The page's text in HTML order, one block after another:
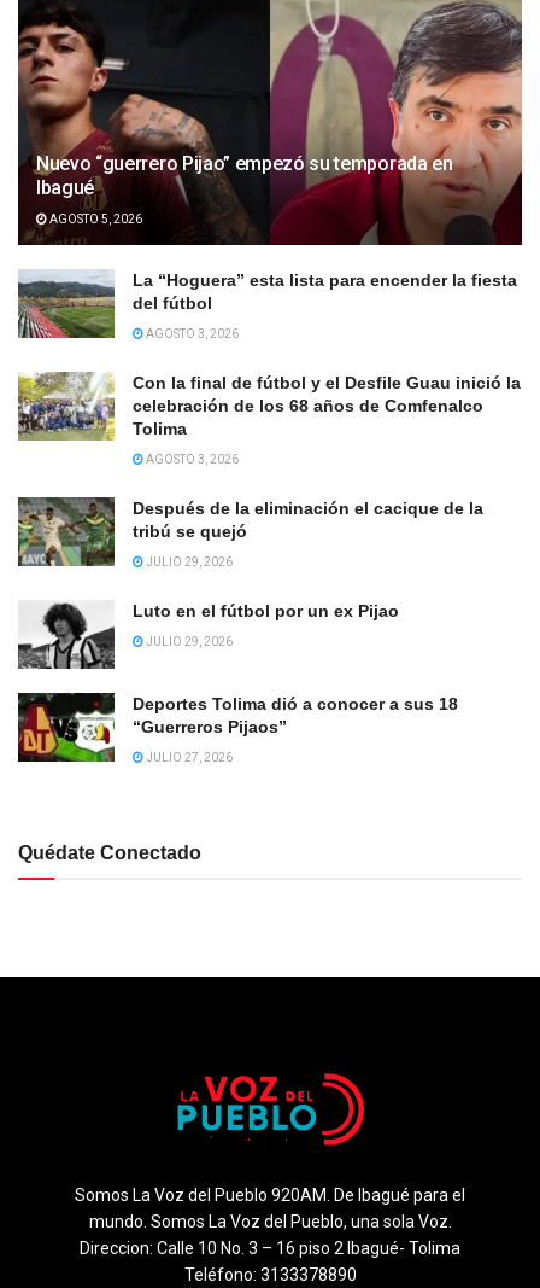
Nuevo “guerrero Pijao” empezó su temporada en
Ibagué
AGOSTO 5, 2026
La “Hoguera” esta lista para encender la fiesta
del fútbol
AGOSTO 3, 2026
Con la final de fútbol y el Desfile Guau inició la
celebración de los 68 años de Comfenalco
Tolima
AGOSTO 3, 2026
Después de la eliminación el cacique de la
tribú se quejó
JULIO 29, 2026
Luto en el fútbol por un ex Pijao
JULIO 29, 2026
Deportes Tolima dió a conocer a sus 18
“Guerreros Pijaos”
JULIO 27, 2026
Quédate Conectado
Somos La Voz del Pueblo 920AM. De Ibagué para el
mundo. Somos La Voz del Pueblo, una sola Voz.
Direccion: Calle 10 No. 3 – 16 piso 2 Ibagué- Tolima
Teléfono: 3133378890